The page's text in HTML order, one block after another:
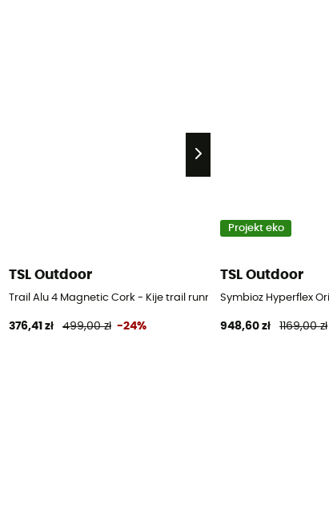
TSL Outdoor
Trail Alu 4 Magnetic Cork - Kije trail running
376,41 zł 499,00 zł -24%
Projekt eko
TSL Outdoor
Symbioz Hyperflex
948,60 zł 1169,00 zł